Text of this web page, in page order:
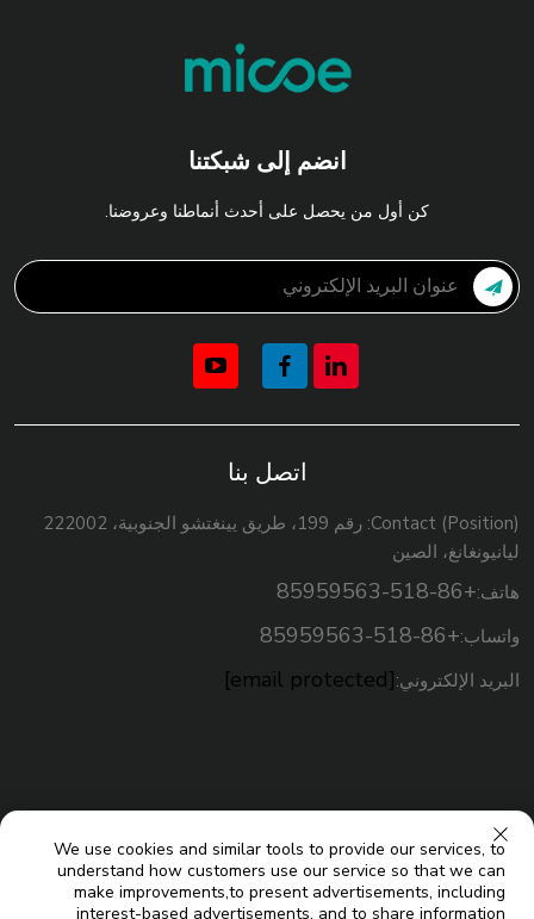
انضم إلى شبكتنا
كن أول من يحصل على أحدث أنماطنا وعروضنا.
اتصل بنا
Contact (Position): رقم 199، طريق يينغتشو الجنوبية، 222002
ليانيونغانغ، الصين
هاتف:+86-518-85959563
واتساب:+86-518-85959563
البريد الإلكتروني:[email protected]
We use cookies and similar tools to provide our services, to
understand how customers use our service so that we can
make improvements,to present advertisements, including
interest-based advertisements, and to share information